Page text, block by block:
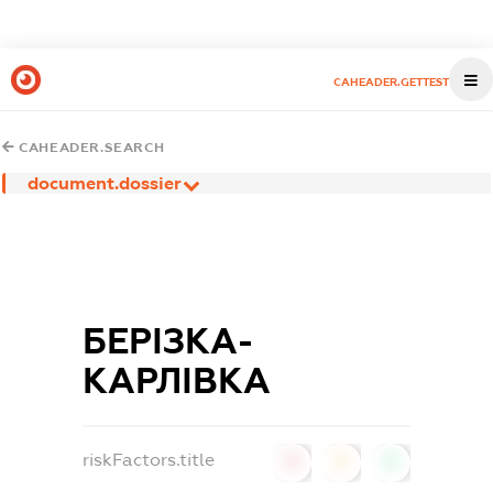
CAHEADER.GETTEST
CAHEADER.SEARCH
document.dossier
БЕРІЗКА-
КАРЛІВКА
riskFactors.title